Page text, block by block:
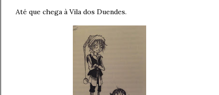
Até que chega à Vila dos Duendes.